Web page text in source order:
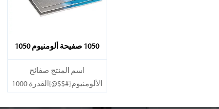
1050 صفيحة ألومنيوم 1050
اسم المنتج صفائح
الألومنيوم{#$$@}القدرة 1000